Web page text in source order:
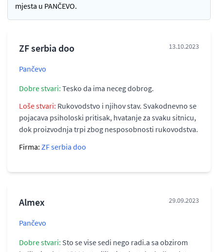
mjesta u PANČEVO.
ZF serbia doo 13.10.2023
Pančevo
Dobre stvari: Tesko da ima neceg dobrog.
Loše stvari: Rukovodstvo i njihov stav. Svakodnevno se
pojacava psiholoski pritisak, hvatanje za svaku sitnicu,
dok proizvodnja trpi zbog nesposobnosti rukovodstva.
Firma: ZF serbia doo
Almex 29.09.2023
Pančevo
Dobre stvari: Sto se vise sedi nego radi.a sa obzirom